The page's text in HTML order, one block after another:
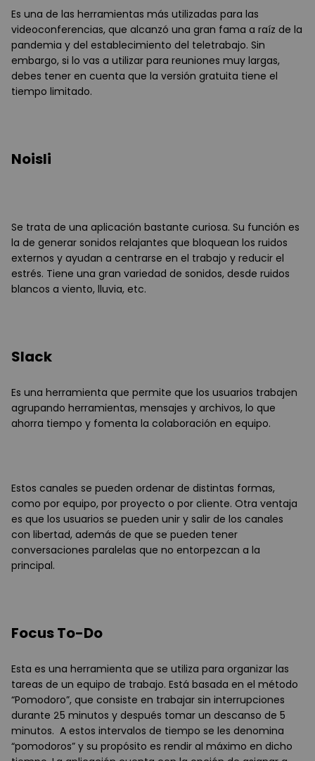
Es una de las herramientas más utilizadas para las
videoconferencias, que alcanzó una gran fama a raíz de la
pandemia y del establecimiento del teletrabajo. Sin
embargo, si lo vas a utilizar para reuniones muy largas,
debes tener en cuenta que la versión gratuita tiene el
tiempo limitado.
Noisli
Se trata de una aplicación bastante curiosa. Su función es
la de generar sonidos relajantes que bloquean los ruidos
externos y ayudan a centrarse en el trabajo y reducir el
estrés. Tiene una gran variedad de sonidos, desde ruidos
blancos a viento, lluvia, etc.
Slack
Es una herramienta que permite que los usuarios trabajen
agrupando herramientas, mensajes y archivos, lo que
ahorra tiempo y fomenta la colaboración en equipo.
Estos canales se pueden ordenar de distintas formas,
como por equipo, por proyecto o por cliente. Otra ventaja
es que los usuarios se pueden unir y salir de los canales
con libertad, además de que se pueden tener
conversaciones paralelas que no entorpezcan a la
principal.
Focus To-Do
Esta es una herramienta que se utiliza para organizar las
tareas de un equipo de trabajo. Está basada en el método
“Pomodoro”, que consiste en trabajar sin interrupciones
durante 25 minutos y después tomar un descanso de 5
minutos. A estos intervalos de tiempo se les denomina
“pomodoros” y su propósito es rendir al máximo en dicho